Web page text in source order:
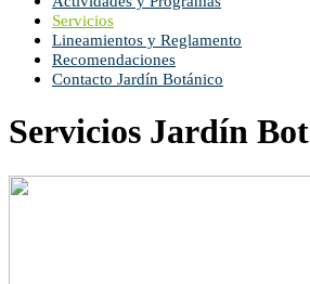
Servicios
Lineamientos y Reglamento
Recomendaciones
Contacto Jardín Botánico
Servicios Jardín